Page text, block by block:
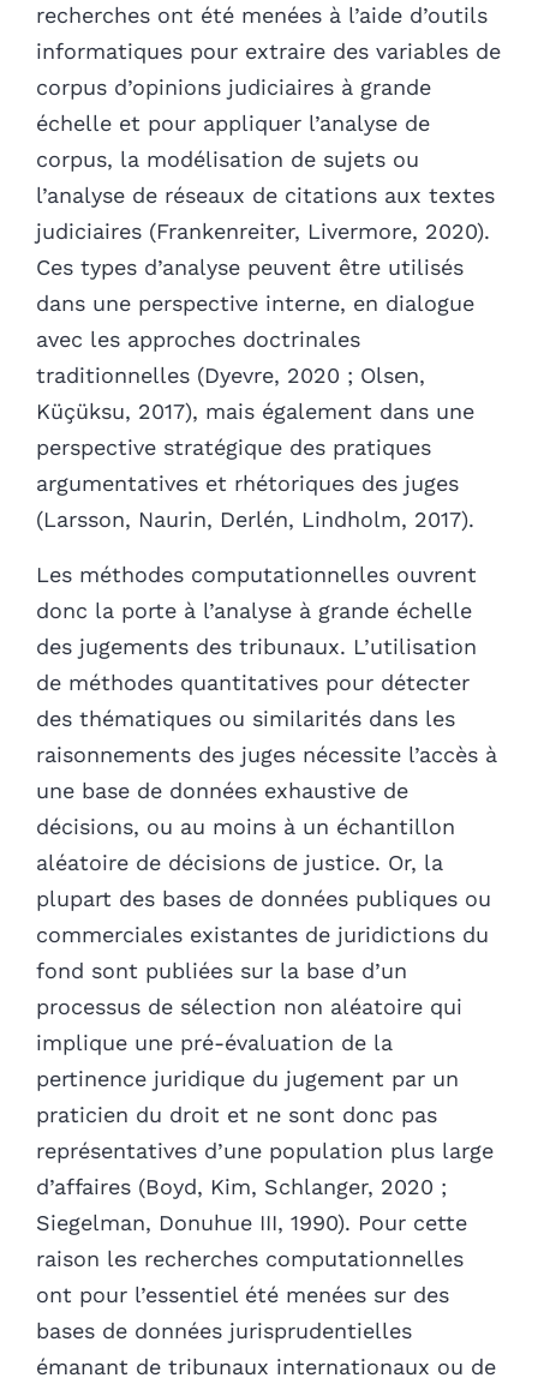
recherches ont été menées à l’aide d’outils
informatiques pour extraire des variables de
corpus d’opinions judiciaires à grande
échelle et pour appliquer l’analyse de
corpus, la modélisation de sujets ou
l’analyse de réseaux de citations aux textes
judiciaires (Frankenreiter, Livermore, 2020).
Ces types d’analyse peuvent être utilisés
dans une perspective interne, en dialogue
avec les approches doctrinales
traditionnelles (Dyevre, 2020 ; Olsen,
Küçüksu, 2017), mais également dans une
perspective stratégique des pratiques
argumentatives et rhétoriques des juges
(Larsson, Naurin, Derlén, Lindholm, 2017).
Les méthodes computationnelles ouvrent
donc la porte à l’analyse à grande échelle
des jugements des tribunaux. L’utilisation
de méthodes quantitatives pour détecter
des thématiques ou similarités dans les
raisonnements des juges nécessite l’accès à
une base de données exhaustive de
décisions, ou au moins à un échantillon
aléatoire de décisions de justice. Or, la
plupart des bases de données publiques ou
commerciales existantes de juridictions du
fond sont publiées sur la base d’un
processus de sélection non aléatoire qui
implique une pré-évaluation de la
pertinence juridique du jugement par un
praticien du droit et ne sont donc pas
représentatives d’une population plus large
d’affaires (Boyd, Kim, Schlanger, 2020 ;
Siegelman, Donuhue III, 1990). Pour cette
raison les recherches computationnelles
ont pour l’essentiel été menées sur des
bases de données jurisprudentielles
émanant de tribunaux internationaux ou de